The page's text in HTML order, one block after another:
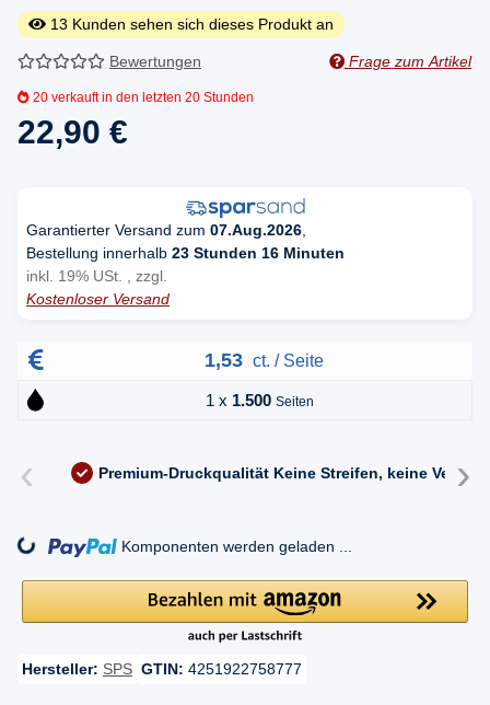
13 Kunden sehen sich dieses Produkt an
Bewertungen Frage zum Artikel
20 verkauft in den letzten 20 Stunden
22,90 €
Garantierter Versand zum 07.Aug.2026
Bestellung innerhalb 23 Stunden 16 Minuten
inkl. 19% USt. , zzgl.
Kostenloser Versand
1,53 ct. / Seite
1 x 1.500 Seiten
‹ Premium-Druckqualität Keine Streifen, keine ›
Komponenten werden geladen ...
Hersteller: SPS GTIN: 4251922758777